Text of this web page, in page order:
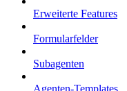
Erweiterte Features
Formularfelder
Subagenten
Agenten-Templates